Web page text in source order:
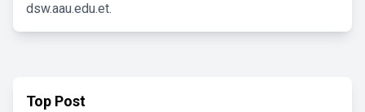
dsw.aau.edu.et.
Top Post